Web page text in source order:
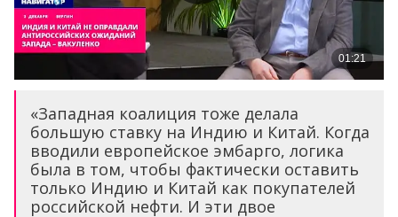
«Западная коалиция тоже делала
большую ставку на Индию и Китай. Когда
вводили европейское эмбарго, логика
была в том, чтобы фактически оставить
только Индию и Китай как покупателей
российской нефти. И эти двое